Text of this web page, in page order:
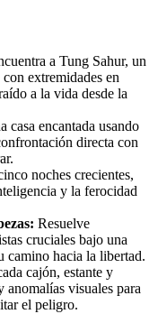
a Tung Sahur, un
extremidades en
a la vida desde la
casa encantada usando
directa con
noches crecientes,
y la ferocidad
Resuelve
cruciales bajo una
camino hacia la libertad.
cajón, estante y
visuales para
el peligro.